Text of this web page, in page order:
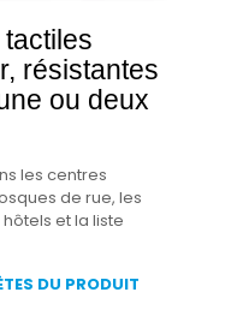
résistantes
ou deux
les centres
de rue, les
hôtels et la liste
DU PRODUIT